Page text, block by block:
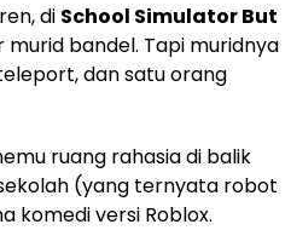
di School Simulator But
bandel. Tapi muridnya
dan satu orang
ruang rahasia di balik
(yang ternyata robot
komedi versi Roblox.